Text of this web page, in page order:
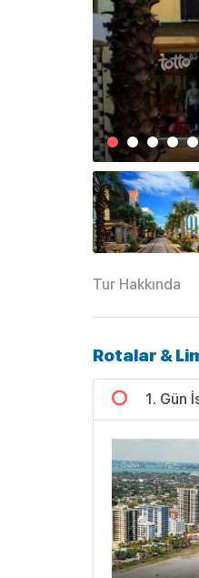
Tur Hakkında
Rotalar &
1. Gün